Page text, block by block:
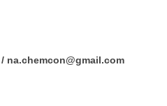
na.chemcon@gmail.com